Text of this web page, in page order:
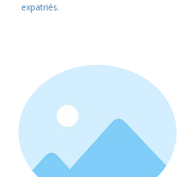
expatriés.